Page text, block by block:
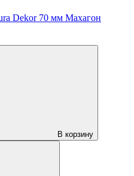
Dekor 70 мм Махагон
В корзину